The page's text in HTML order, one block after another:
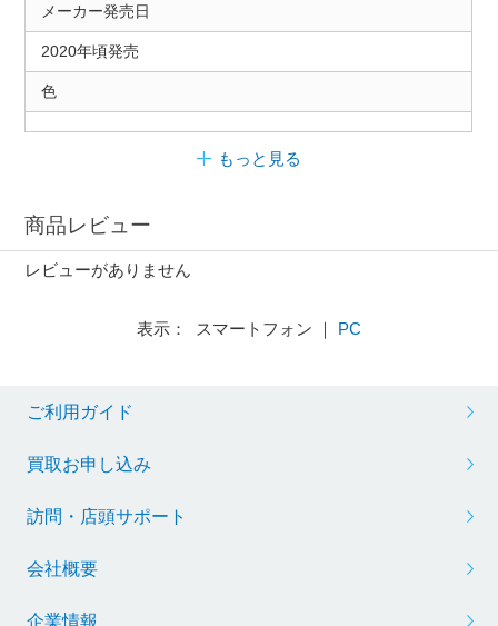
メーカー発売日
2020年頃発売
色
もっと見る
商品レビュー
レビューがありません
表示： スマートフォン ｜ PC
ご利用ガイド
買取お申し込み
訪問・店頭サポート
会社概要
企業情報